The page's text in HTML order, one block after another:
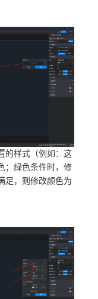
的样式（例如：这
；绿色条件时，修
足，则修改颜色为